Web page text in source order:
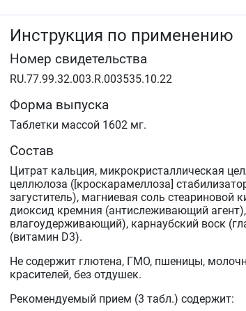
Инструкция по применению
Номер свидетельства
RU.77.99.32.003.R.003535.10.22
Форма выпуска
Таблетки массой 1602 мг.
Состав
Цитрат кальция, микрокристаллическая
целлюлоза ([кроскарамеллоза]
загуститель), магниевая соль
диоксид кремния (антислеживающий агент),
влагоудерживающий), карнаубский воск
(витамин D3).
Не содержит глютена, ГМО, пшеницы,
красителей, без отдушек.
Рекомендуемый прием (3 табл.) содержит: